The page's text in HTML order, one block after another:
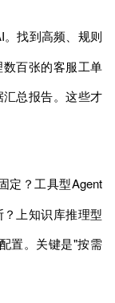
找到高频、规则
百张的客服工单
总报告。这些才
定？工具型Agent
上知识库推理型
置。关键是"按需